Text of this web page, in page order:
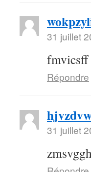
31 juillet
fmvicsff
Répondre
31 juillet